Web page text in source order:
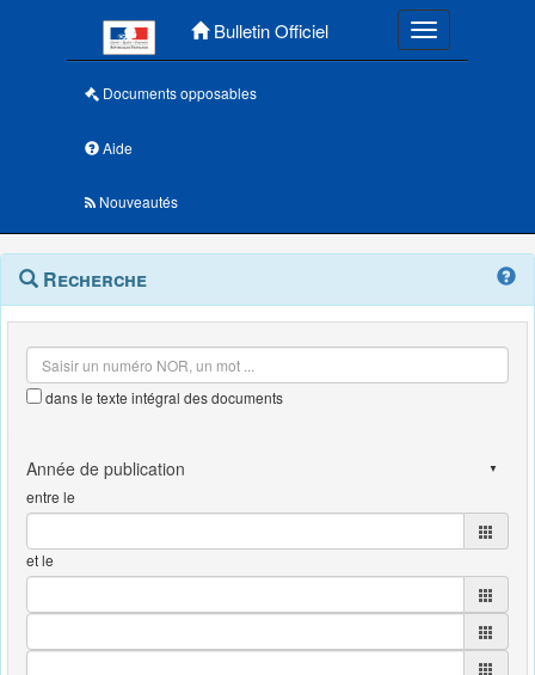
Bulletin Officiel Toggle
Documents opposables
Aide
Nouveautés
Navigation
outils
Menu
contextuel
Recherche
dans le texte intégral des documents
entre le
et le